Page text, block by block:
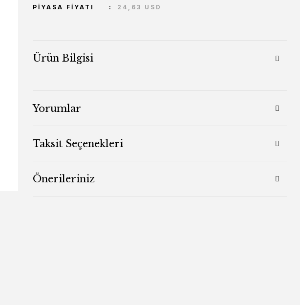
PIYASA FIYATI
24,63 USD
Ürün Bilgisi
Yorumlar
Taksit Seçenekleri
Önerileriniz